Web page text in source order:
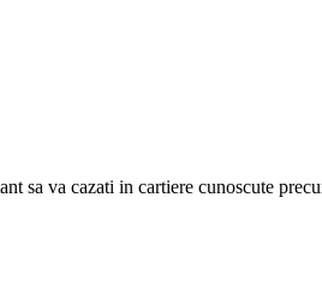
sa va cazati in cartiere cunoscute